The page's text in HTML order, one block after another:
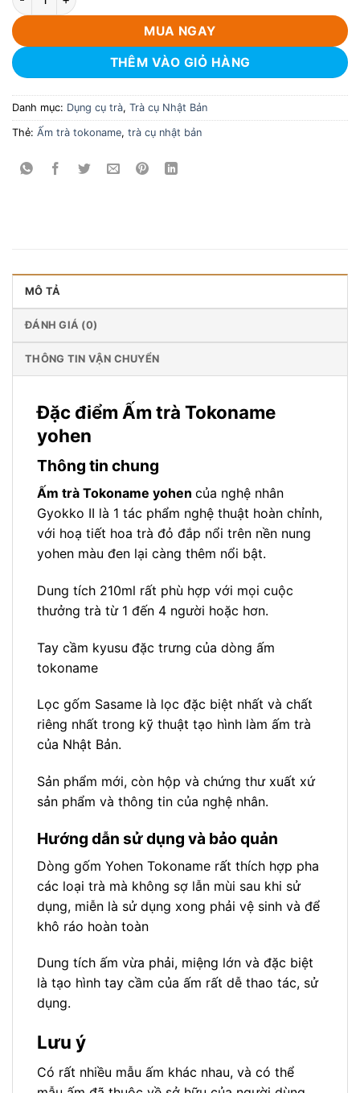
MUA NGAY
THÊM VÀO GIỎ HÀNG
Danh mục: Dụng cụ trà, Trà cụ Nhật Bản
Thẻ: Ấm trà tokoname, trà cụ nhật bản
MÔ TẢ
ĐÁNH GIÁ (0)
THÔNG TIN VẬN CHUYỂN
Đặc điểm Ấm trà Tokoname
yohen
Thông tin chung
Ấm trà Tokoname yohen của nghệ nhân
Gyokko II là 1 tác phẩm nghệ thuật hoàn chỉnh,
với hoạ tiết hoa trà đỏ đắp nổi trên nền nung
yohen màu đen lại càng thêm nổi bật.
Dung tích 210ml rất phù hợp với mọi cuộc
thưởng trà từ 1 đến 4 người hoặc hơn.
Tay cầm kyusu đặc trưng của dòng ấm
tokoname
Lọc gốm Sasame là lọc đặc biệt nhất và chất
riêng nhất trong kỹ thuật tạo hình làm ấm trà
của Nhật Bản.
Sản phẩm mới, còn hộp và chứng thư xuất xứ
sản phẩm và thông tin của nghệ nhân.
Hướng dẫn sử dụng và bảo quản
Dòng gốm Yohen Tokoname rất thích hợp pha
các loại trà mà không sợ lẫn mùi sau khi sử
dụng, miễn là sử dụng xong phải vệ sinh và để
khô ráo hoàn toàn
Dung tích ấm vừa phải, miệng lớn và đặc biệt
là tạo hình tay cầm của ấm rất dễ thao tác, sử
dụng.
Lưu ý
Có rất nhiều mẫu ấm khác nhau, và có thể